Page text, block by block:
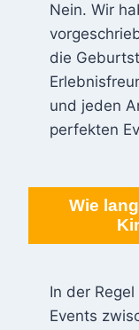
Nein. Wir
die
und jeden
perfekten
Wie
In der
Events